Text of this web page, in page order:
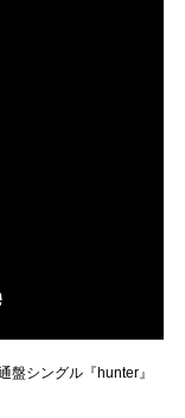
盤シングル『hunter』